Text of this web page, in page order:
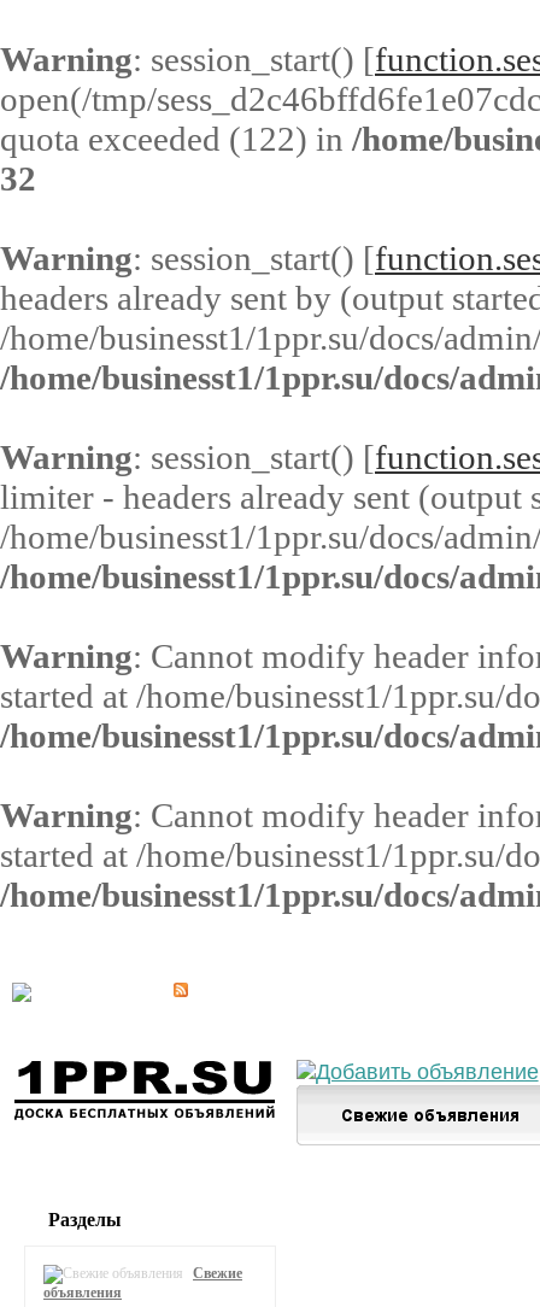
Warning: session_start() [
open(/tmp/
quota exceeded (122) in /home/
32
Warning: session_start() [
headers already sent by (output
/home/businesst1/1ppr.su/docs/
/home/businesst1/1ppr.su/docs/
Warning: session_start() [
limiter - headers already sent (output
/home/businesst1/1ppr.su/docs/
/home/businesst1/1ppr.su/docs/
Warning: Cannot modify header
started at /home/businesst1/1ppr.su/
/home/businesst1/1ppr.su/docs/
Warning: Cannot modify header
started at /home/businesst1/1ppr.su/
/home/businesst1/1ppr.su/docs/
Разделы
Свежие
объявления